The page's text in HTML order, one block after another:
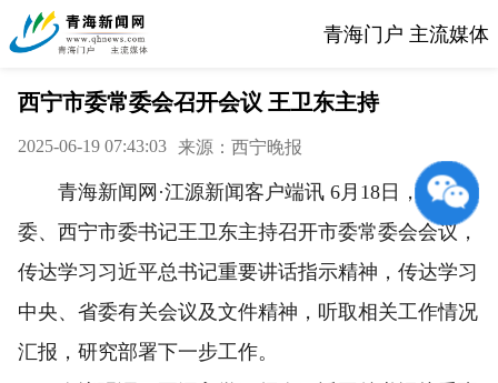
青海门户 主流媒体
西宁市委常委会召开会议 王卫东主持
2025-06-19 07:43:03 来源：西宁晚报
青海新闻网·江源新闻客户端讯 6月18日，省委常
委、西宁市委书记王卫东主持召开市委常委会会议，
传达学习习近平总书记重要讲话指示精神，传达学习
中央、省委有关会议及文件精神，听取相关工作情况
汇报，研究部署下一步工作。